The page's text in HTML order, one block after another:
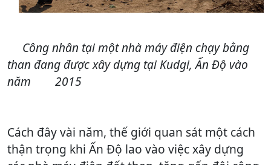
Công nhân tại một nhà máy điện chạy bằng
than đang được xây dựng tại Kudgi, Ấn Độ vào
năm 2015
Cách đây vài năm, thế giới quan sát một cách
thận trọng khi Ấn Độ lao vào việc xây dựng